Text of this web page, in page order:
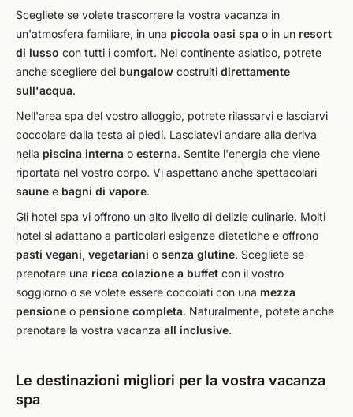
Scegliete se volete trascorrere la vostra vacanza in
un'atmosfera familiare, in una piccola oasi spa o in un resort
di lusso con tutti i comfort. Nel continente asiatico, potrete
anche scegliere dei bungalow costruiti direttamente
sull'acqua.
Nell'area spa del vostro alloggio, potrete rilassarvi e lasciarvi
coccolare dalla testa ai piedi. Lasciatevi andare alla deriva
nella piscina interna o esterna. Sentite l'energia che viene
riportata nel vostro corpo. Vi aspettano anche spettacolari
saune e bagni di vapore.
Gli hotel spa vi offrono un alto livello di delizie culinarie. Molti
hotel si adattano a particolari esigenze dietetiche e offrono
pasti vegani, vegetariani o senza glutine. Scegliete se
prenotare una ricca colazione a buffet con il vostro
soggiorno o se volete essere coccolati con una mezza
pensione o pensione completa. Naturalmente, potete anche
prenotare la vostra vacanza all inclusive.
Le destinazioni migliori per la vostra vacanza
spa